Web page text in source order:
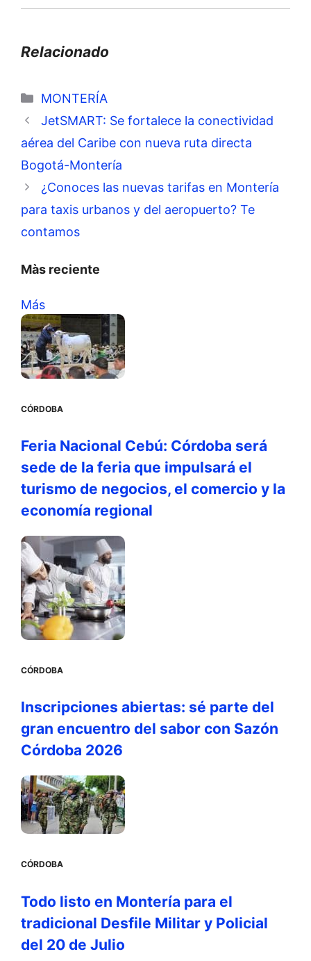
Relacionado
Categorías
MONTERÍA
JetSMART: Se fortalece la conectividad
aérea del Caribe con nueva ruta directa
Bogotá-Montería
¿Conoces las nuevas tarifas en Montería
para taxis urbanos y del aeropuerto? Te
contamos
Màs reciente
Más
CÓRDOBA
Feria Nacional Cebú: Córdoba será
sede de la feria que impulsará el
turismo de negocios, el comercio y la
economía regional
CÓRDOBA
Inscripciones abiertas: sé parte del
gran encuentro del sabor con Sazón
Córdoba 2026
CÓRDOBA
Todo listo en Montería para el
tradicional Desfile Militar y Policial
del 20 de Julio